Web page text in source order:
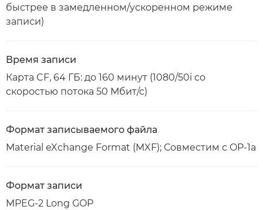
быстрее в замедленном/ускоренном режиме
записи)
Время записи
Карта CF, 64 ГБ: до 160 минут (1080/50i со
скоростью потока 50 Мбит/с)
Формат записываемого файла
Material eXchange Format (MXF); Совместим с OP-1a
Формат записи
MPEG-2 Long GOP